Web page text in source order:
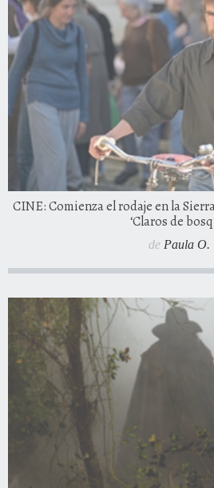
CINE: Comienza el rodaje en la
‘Claros de
de Paula O.